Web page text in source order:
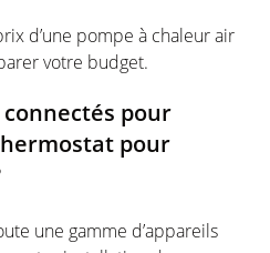
d’une pompe à chaleurair
votre budget.
connectés pour
pour
une gamme d’appareils